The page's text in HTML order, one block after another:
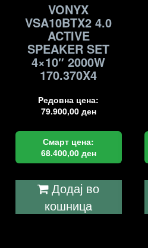
VONYX
VSA10BTX2 4.0
ACTIVE
SPEAKER SET
4×10″ 2000W
170.370X4
Редовна цена:
79.900,00 ден
Смарт цена:
68.400,00 ден
Додај во
кошница